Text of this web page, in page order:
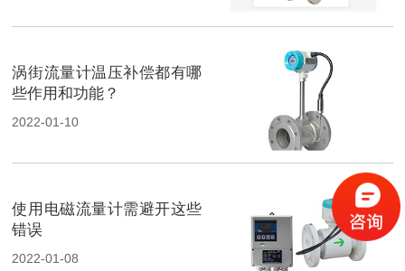
涡街流量计温压补偿都有哪
些作用和功能？
2022-01-10
使用电磁流量计需避开这些
错误
2022-01-08